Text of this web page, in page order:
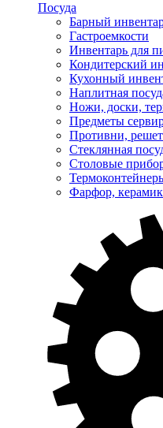
Посуда
Барный
Гастроемкости
Инвентарь для
Кондитерский
Кухонный
Наплитная
Ножи, доски,
Предметы
Противни,
Стеклянная
Столовые
Фарфор,